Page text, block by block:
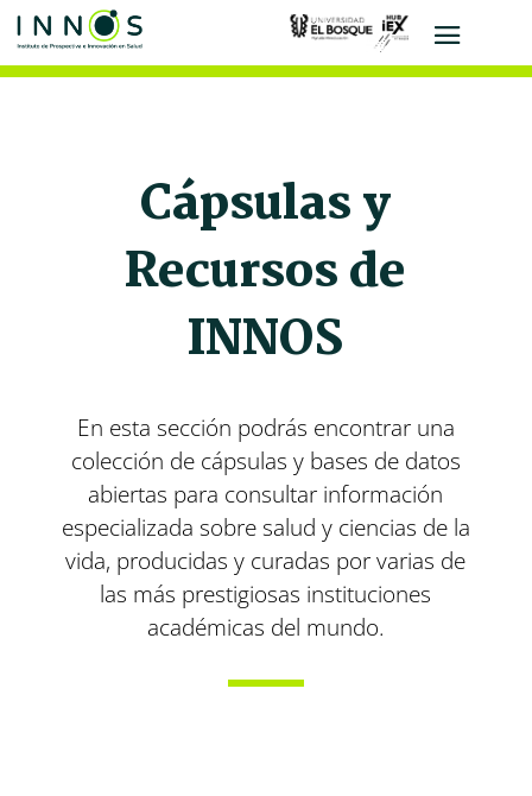
Cápsulas y
Recursos de
INNOS
En esta sección podrás encontrar una
colección de cápsulas y bases de datos
abiertas para consultar información
especializada sobre salud y ciencias de la
vida, producidas y curadas por varias de
las más prestigiosas instituciones
académicas del mundo.